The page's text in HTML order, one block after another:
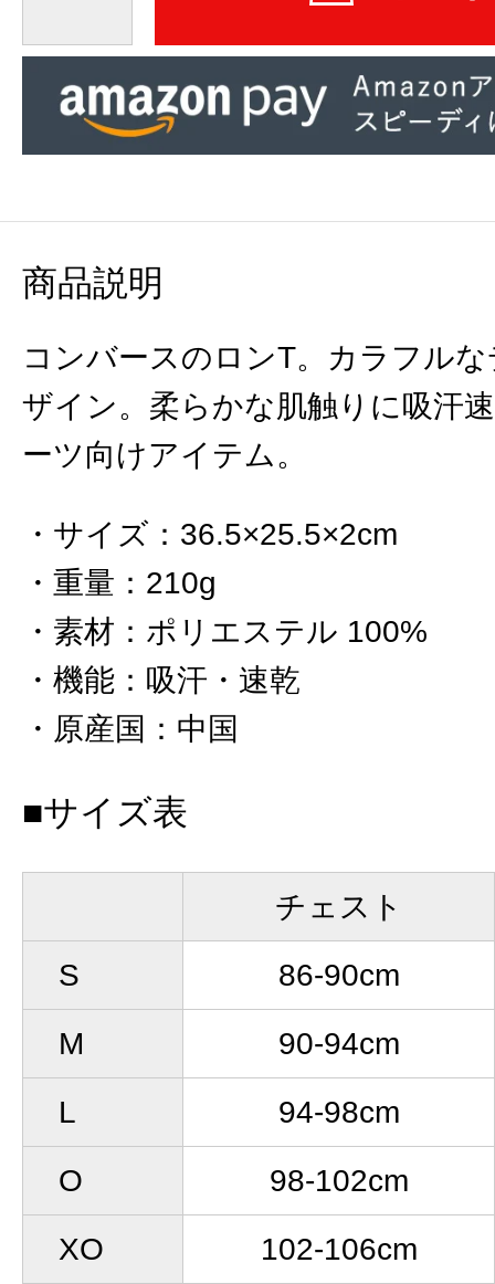
商品説明
コンバースのロンT。カラフル
ザイン。柔らかな肌触りに吸汗
ーツ向けアイテム。
サイズ ： 36.5×25.5×2cm
重量 ： 210g
素材 ： ポリエステル 100%
機能 ： 吸汗・速乾
原産国 ： 中国
■サイズ表
チェスト
S
86-90cm
M
90-94cm
L
94-98cm
O
98-102cm
XO
102-106cm